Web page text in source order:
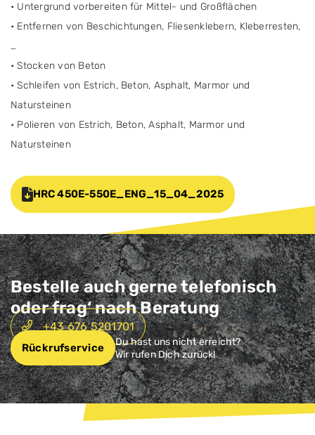
• Untergrund vorbereiten für Mittel- und Großflächen
• Entfernen von Beschichtungen, Fliesenklebern, Kleberresten,
…
• Stocken von Beton
• Schleifen von Estrich, Beton, Asphalt, Marmor und
Natursteinen
• Polieren von Estrich, Beton, Asphalt, Marmor und
Natursteinen
HRC 450E-550E_ENG_15_04_2025
Bestelle auch gerne telefonisch
oder frag‘ nach Beratung
+43 676 5201701
Rückrufservice
Du hast uns nicht erreicht?
Wir rufen Dich zurück!